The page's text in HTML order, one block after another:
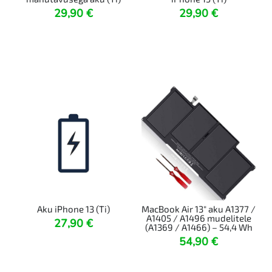
29,90 € 29,90 €
Aku iPhone 13 (Ti)
27,90 €
MacBook Air 13″ aku A1377 /
A1405 / A1496 mudelitele
(A1369 / A1466) – 54,4 Wh
54,90 €